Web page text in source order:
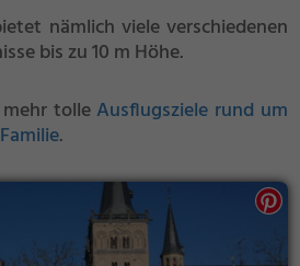
nämlich viele verschiedenen
bis zu 10 m Höhe.
tolle Ausflugsziele rund um
.